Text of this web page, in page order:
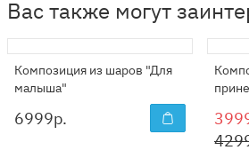
Вас также могут
Композиция из шаров "Для
малыша"
6999р.